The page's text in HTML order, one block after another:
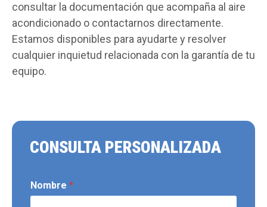
consultar la documentación que acompaña al aire
acondicionado o contactarnos directamente.
Estamos disponibles para ayudarte y resolver
cualquier inquietud relacionada con la garantía de tu
equipo.
CONSULTA PERSONALIZADA
Nombre *